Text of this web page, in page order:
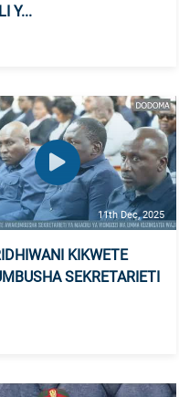
Y...
11th Dec, 2025
KIKWETE
SEKRETARIETI